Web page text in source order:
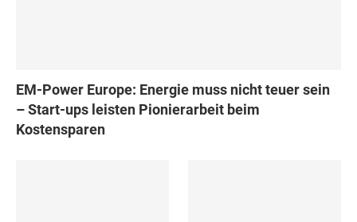
EM-Power Europe: Energie muss nicht teuer sein
– Start-ups leisten Pionierarbeit beim
Kostensparen